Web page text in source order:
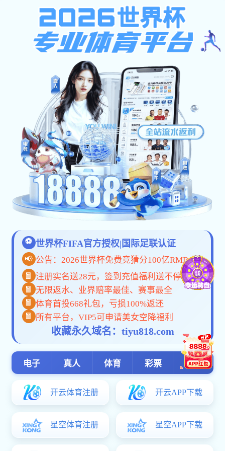
pc加拿大预算预测飞飞
网站首页 学校概况 新闻资讯 机构设置
pc加拿大预算预测飞飞: 信息公开
pc加拿大预